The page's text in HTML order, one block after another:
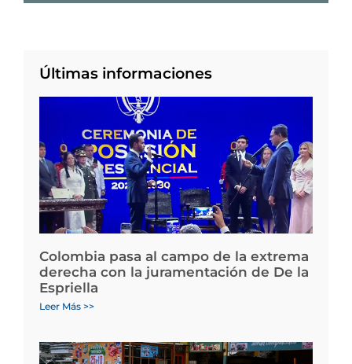
Últimas informaciones
Colombia pasa al campo de la extrema
derecha con la juramentación de De la
Espriella
Leer Más >>